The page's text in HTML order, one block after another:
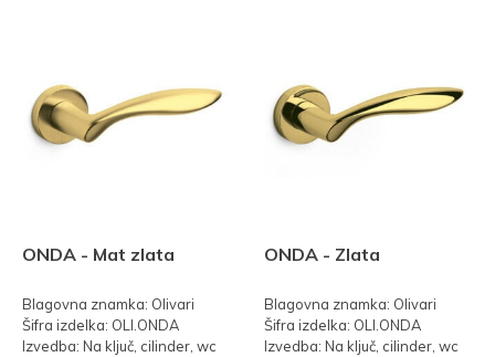
ONDA - Mat zlata
Blagovna znamka: Olivari
Šifra izdelka: OLI.ONDA
Izvedba: Na ključ, cilinder, wc
ONDA - Zlata
Blagovna znamka: Olivari
Šifra izdelka: OLI.ONDA
Izvedba: Na ključ, cilinder, wc